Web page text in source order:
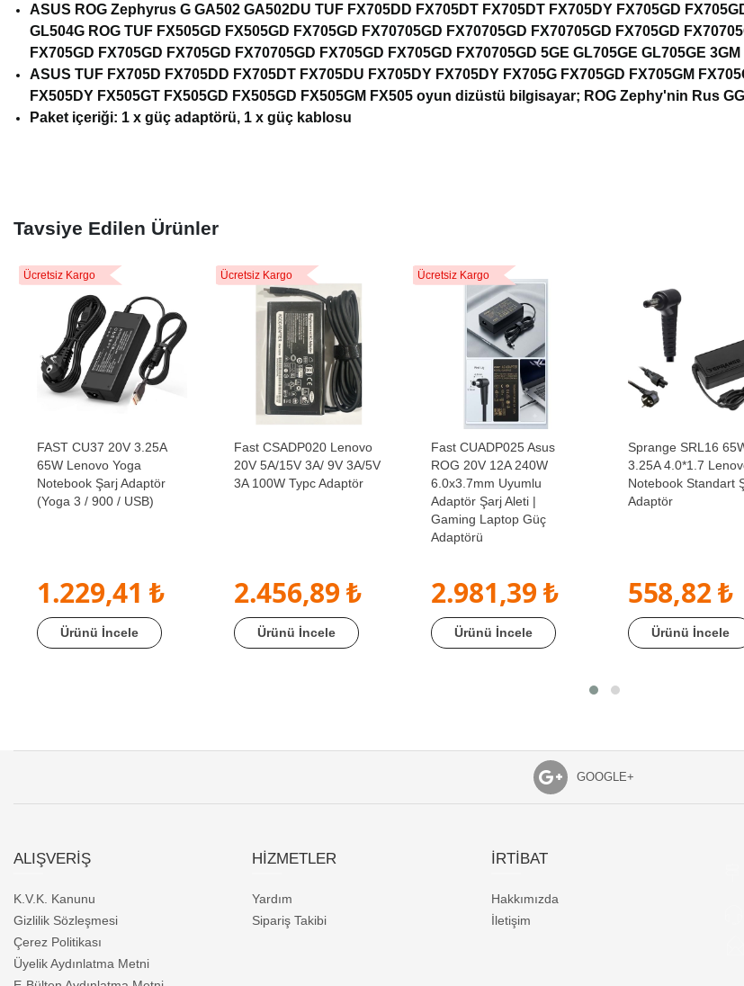
ASUS ROG Zephyrus G GA502 GA502DU TUF FX705DD FX705DT FX705DT FX705DY FX705GD
GL504G ROG TUF FX505GD FX505GD FX705GD FX70705GD FX70705GD FX70705GD FX705GD
FX705GD FX705GD FX705GD FX70705GD FX705GD FX705GD FX70705GD 5GE GL705GE GL705GE
ASUS TUF FX705D FX705DD FX705DT FX705DU FX705DY FX705DY FX705G FX705GD FX705GM
FX505DY FX505GT FX505GD FX505GD FX505GM FX505 oyun dizüstü bilgisayar; ROG Zephy'nin Rus
Paket içeriği: 1 x güç adaptörü, 1 x güç kablosu
Tavsiye Edilen Ürünler
Ücretsiz Kargo
FAST CU37 20V 3.25A
65W Lenovo Yoga
Notebook Şarj Adaptör
(Yoga 3 / 900 / USB)
1.229,41 ₺
Ürünü İncele
Ücretsiz Kargo
Fast CSADP020 Lenovo
20V 5A/15V 3A/ 9V 3A/5V
3A 100W Typc Adaptör
2.456,89 ₺
Ürünü İncele
Ücretsiz Kargo
Fast CUADP025 Asus
ROG 20V 12A 240W
6.0x3.7mm Uyumlu
Adaptör Şarj Aleti |
Gaming Laptop Güç
Adaptörü
2.981,39 ₺
Ürünü İncele
Sprange SRL16
3.25A 4.0*1.7
Notebook Standart
Adaptör
558,82 ₺
Ürünü İncele
GOOGLE+
ALIŞVERİŞ
K.V.K. Kanunu
Gizlilik Sözleşmesi
Çerez Politikası
Üyelik Aydınlatma Metni
HİZMETLER
Yardım
Sipariş Takibi
İRTİBAT
Hakkımızda
İletişim